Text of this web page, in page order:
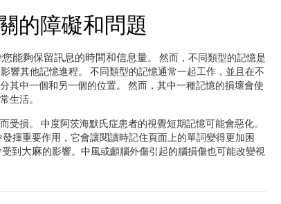
的障礙和問題
能夠保留訊息的時間和信息量。 然而，不同類型的記憶是
響其他記憶進程。 不同類型的記憶通常一起工作，並且在不
其中一個和另一個的位置。 然而，其中一種記憶的損壞會使
生活。
受損。 中度阿茨海默氏症患者的視覺短期記憶可能會惡化。
發揮重要作用，它會讓閱讀時記住頁面上的單詞變得更加困
到 大麻的影響。中風或顱腦外傷引起的腦損傷也可能改變視